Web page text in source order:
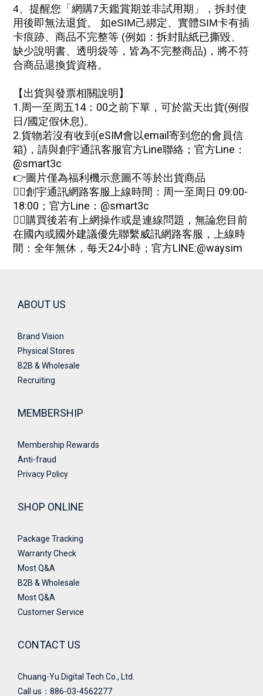
4、 提醒您「網購7天鑑賞期並非試用期」，拆封使
用後即無法退貨。 如eSIM己綁定、實體SIM卡有插
卡痕跡、 商品不完整等 (例如： 拆封貼紙已撕毀、
缺少說明書、透明袋等，皆為不完整商品)，將不符
合商品退換貨資格。
【出貨與發票相關說明】
1.周一至周五14：00之前下單，可於當天出貨(例假
日/國定假休息)。
2.貨物若沒有收到(eSIM會以email寄到您的會員信
箱)，請與創宇通訊客服官方Line聯絡 ； 官方Line：
@smart3c
👉圖片僅為福利機示意圖不等於出貨商品
🙋‍♀創宇通訊網路客服上線時間：周一至周日 09:00-
18:00； 官方Line：@smart3c
🙋‍♀購買後若有上網操作或是連線問題，無論您目前
在國內或國外建議優先聯繫威訊網路客服，上線時
間：全年無休，每天24小時； 官方LINE:@waysim
ABOUT US
Brand Vision
Physical Stores
B2B & Wholesale
Recruiting
MEMBERSHIP
Membership Rewards
Anti-fraud
Privacy Policy
SHOP ONLINE
Package Tracking
Warranty Check
Most Q&A
B2B & Wholesale
Most Q&A
Customer Service
CONTACT US
Chuang-Yu Digital Tech Co., Ltd.
Call us：886-03-4562277